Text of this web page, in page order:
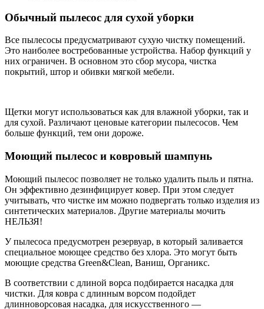
Обычный пылесос для сухой уборки
Все пылесосы предусматривают сухую чистку помещений.
Это наиболее востребованные устройства. Набор функций у
них ограничен. В основном это сбор мусора, чистка
покрытий, штор и обивки мягкой мебели.
Щетки могут использоваться как для влажной уборки, так и
для сухой. Различают ценовые категории пылесосов. Чем
больше функций, тем они дороже.
Моющий пылесос и ковровый шампунь
Моющий пылесос позволяет не только удалить пыль и пятна.
Он эффективно дезинфицирует ковер. При этом следует
учитывать, что чистке им можно подвергать только изделия из
синтетических материалов. Другие материалы мочить
НЕЛЬЗЯ!
У пылесоса предусмотрен резервуар, в который заливается
специальное моющее средство без хлора. Это могут быть
моющие средства Green&Clean, Ваниш, Органикс.
В соответствии с длиной ворса подбирается насадка для
чистки. Для ковра с длинным ворсом подойдет
длинноворсовая насадка, для искусственного —